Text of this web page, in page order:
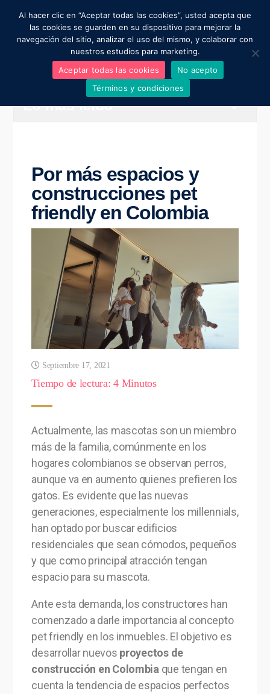
Moviendo al mundo
Regístrate aquí para una asesoría gratuita
Por más espacios y
construcciones pet
friendly en Colombia
Septiembre 17, 2021
Tiempo de lectura: 4 Minutos
Actualmente, las mascotas son un miembro
más de la familia, comúnmente en los
hogares colombianos se observan perros,
aunque va en aumento quienes prefieren los
gatos. Es evidente que las nuevas
generaciones, especialmente los millennials,
han optado por buscar edificios
residenciales que sean cómodos, pequeños
y que como principal atracción tengan
espacio para su mascota.
Ante esta demanda, los constructores han
comenzado a darle importancia al concepto
pet friendly en los inmuebles. El objetivo es
desarrollar nuevos proyectos de
construcción en Colombia que tengan en
cuenta la tendencia de espacios perfectos
Lo más leido
Al hacer clic en “Aceptar todas las cookies”, usted acepta que
las cookies se guarden en su dispositivo para mejorar la
navegación del sitio, analizar el uso del mismo, y colaborar con
nuestros estudios para marketing.
Aceptar todas las cookies
No acepto
Términos y condiciones